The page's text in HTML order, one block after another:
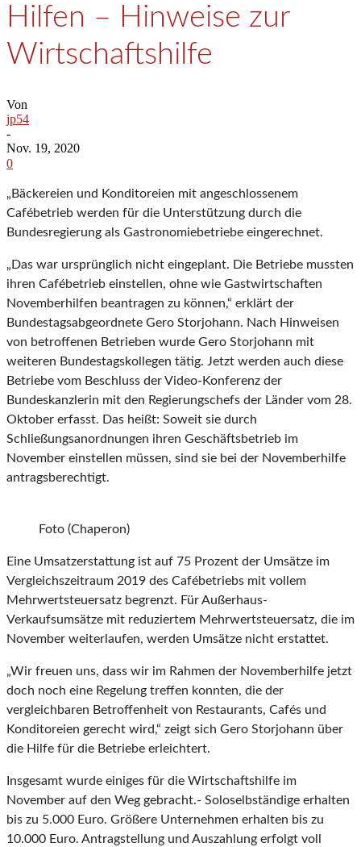
Hilfen – Hinweise zur
Wirtschaftshilfe
Von
jp54
-
Nov. 19, 2020
0
„Bäckereien und Konditoreien mit angeschlossenem
Cafébetrieb werden für die Unterstützung durch die
Bundesregierung als Gastronomiebetriebe eingerechnet.
„Das war ursprünglich nicht eingeplant. Die Betriebe mussten
ihren Cafébetrieb einstellen, ohne wie Gastwirtschaften
Novemberhilfen beantragen zu können,“ erklärt der
Bundestagsabgeordnete Gero Storjohann. Nach Hinweisen
von betroffenen Betrieben wurde Gero Storjohann mit
weiteren Bundestagskollegen tätig. Jetzt werden auch diese
Betriebe vom Beschluss der Video-Konferenz der
Bundeskanzlerin mit den Regierungschefs der Länder vom 28.
Oktober erfasst. Das heißt: Soweit sie durch
Schließungsanordnungen ihren Geschäftsbetrieb im
November einstellen müssen, sind sie bei der Novemberhilfe
antragsberechtigt.
Foto (Chaperon)
Eine Umsatzerstattung ist auf 75 Prozent der Umsätze im
Vergleichszeitraum 2019 des Cafébetriebs mit vollem
Mehrwertsteuersatz begrenzt. Für Außerhaus-
Verkaufsumsätze mit reduziertem Mehrwertsteuersatz, die im
November weiterlaufen, werden Umsätze nicht erstattet.
„Wir freuen uns, dass wir im Rahmen der Novemberhilfe jetzt
doch noch eine Regelung treffen konnten, die der
vergleichbaren Betroffenheit von Restaurants, Cafés und
Konditoreien gerecht wird,“ zeigt sich Gero Storjohann über
die Hilfe für die Betriebe erleichtert.
Insgesamt wurde einiges für die Wirtschaftshilfe im
November auf den Weg gebracht.- Soloselbständige erhalten
bis zu 5.000 Euro. Größere Unternehmen erhalten bis zu
10.000 Euro. Antragstellung und Auszahlung erfolgt voll